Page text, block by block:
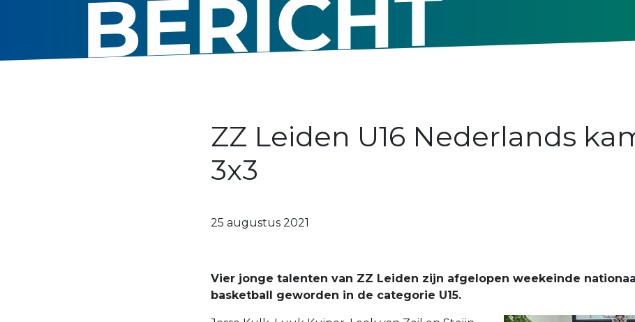
BERICHT
ZZ Leiden U16 Nederlands
3x3
25 augustus 2021
Vier jonge talenten van ZZ Leiden zijn afgelopen weekeinde
basketball geworden in de categorie U15.